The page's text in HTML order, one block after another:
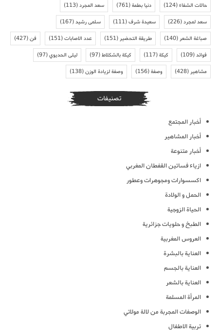
حالات الشفاء(124) دنيا بطمة(761) سعد المجرد(113)
سعد لمجرد(226) سعيدة شرف(111) سلمى رشيد(167)
صباغة الشعر(140) طريقة التحضير(151) عدد الاصابات(151) فن(427)
فوائد(109) كيكة(117) كيكة بالشكلاط(97) ليلى الحديوي(97)
مشاهير(428) وصفة(156) وصفة لزيادة الوزن(138)
تصنيفات
أخبار المجتمع
أخبار المشاهير
أخبار متنوعة
ازياء فساتين القفطان المغربي
اكسسوارات ومجوهرات وعطور
الحمل و الولادة
الحياة الزوجية
الطبخ و حلويات جزائرية
العروس المغربية
العناية بالبشرة
العناية بالجسم
العناية بالشعر
المرأة المسلمة
الوصفات المجربة من لالة مولاتي
تربية الاطفال